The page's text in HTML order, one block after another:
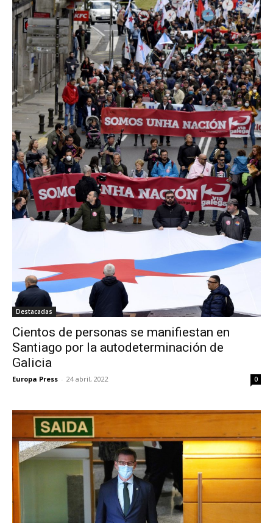
Destacadas
Cientos de personas se manifiestan en
Santiago por la autodeterminación de
Galicia
Europa Press - 24 abril, 2022 0